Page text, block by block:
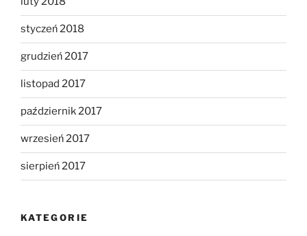
styczeń 2018
grudzień 2017
listopad 2017
październik 2017
wrzesień 2017
sierpień 2017
KATEGORIE